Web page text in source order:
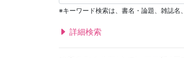
※キーワード検索は、書名・論題、雑誌名
詳細検索